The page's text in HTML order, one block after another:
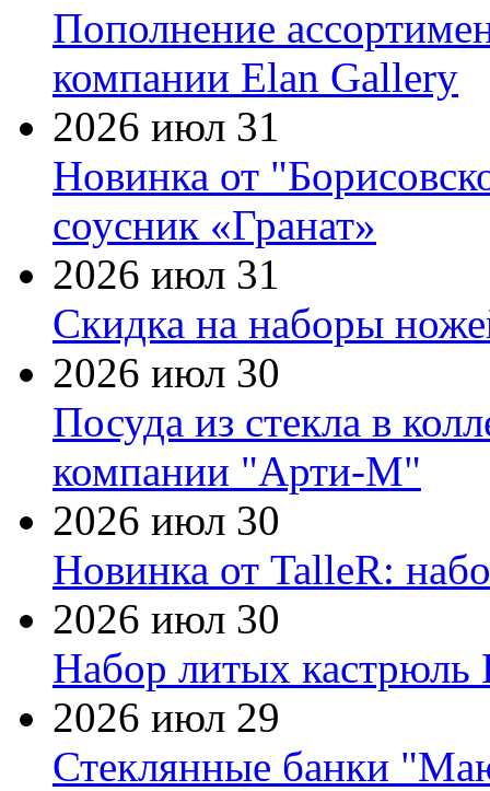
Пополнение
компании Elan Gallery
2026 июл 31
Новинка от
соусник «Гранат»
2026 июл 31
Скидка на наборы
2026 июл 30
Посуда из стекла в
компании "Арти-М"
2026 июл 30
Новинка от TalleR:
2026 июл 30
Набор литых кастрюль
2026 июл 29
Стеклянные банки